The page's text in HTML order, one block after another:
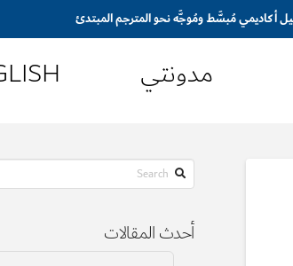
مدونتي
Search
أحدث المقالات